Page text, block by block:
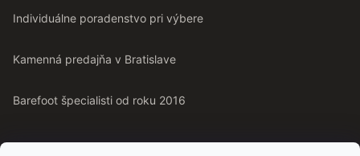
Individuálne poradenstvo pri výbere
Kamenná predajňa v Bratislave
Barefoot špecialisti od roku 2016